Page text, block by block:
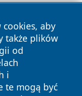
cookies, aby
także plików
od
i
te mogą być
prawa